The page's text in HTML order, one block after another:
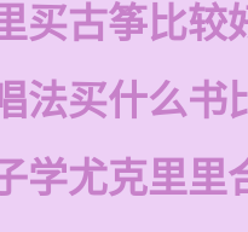
买古筝比较
法买什么书
学尤克里里